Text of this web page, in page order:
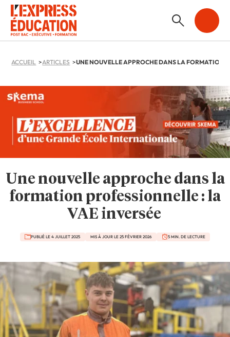
ACCUEIL ARTICLES
Une nouvelle approche dans la
formation professionnelle : la
VAE inversée
PUBLIÉ LE 4 JUILLET 2025 MIS À JOUR LE 25 FÉVRIER 2026 5 MIN. DE LECTURE